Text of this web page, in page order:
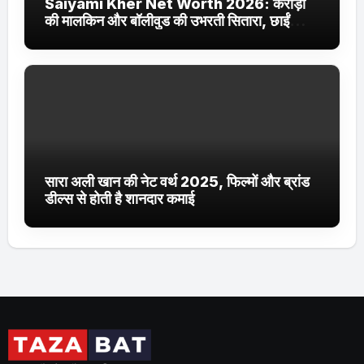
की मालकिन और बॉलीवुड की उभरती सितारा, छाईं
सारा अली खान की नेट वर्थ 2025, फिल्मों और ब्रांड
डील्स से होती है शानदार कमाई